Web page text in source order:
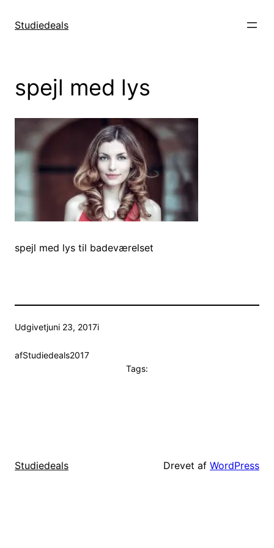
Studiedeals
spejl med lys
spejl med lys til badeværelset
Udgivetjuni 23, 2017i
afStudiedeals2017
Tags:
Studiedeals Drevet af WordPress